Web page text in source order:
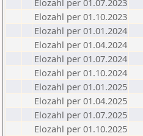
Elozahl per 01.07.2023
Elozahl per 01.10.2023
Elozahl per 01.01.2024
Elozahl per 01.04.2024
Elozahl per 01.07.2024
Elozahl per 01.10.2024
Elozahl per 01.01.2025
Elozahl per 01.04.2025
Elozahl per 01.07.2025
Elozahl per 01.10.2025